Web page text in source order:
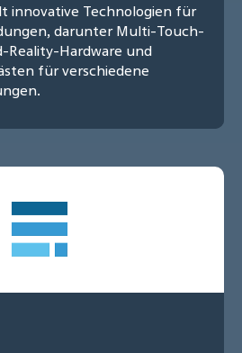
innovative Technologien für
darunter Multi-Touch-
Reality-Hardware und
für verschiedene